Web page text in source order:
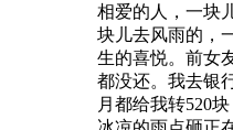
相爱的人，一块
块儿去风雨的，
生的喜悦。前女
都没还。我去银
月都给我转520